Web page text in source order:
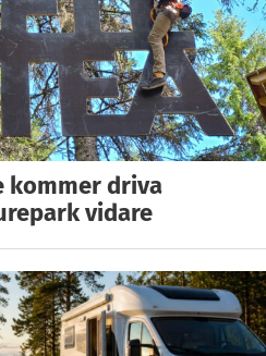
kommer driva
vidare